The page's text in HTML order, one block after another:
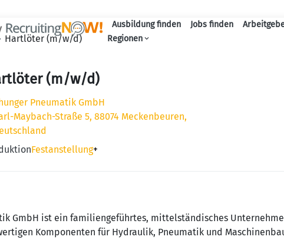
Ausbildung finden Jobs finden
Regionen
Hartlöter (m/w/d)
(m/w/d)
Pneumatik GmbH
Maybach-Straße 5, 88074 Meckenbeuren,
Festanstellung+
GmbH ist ein familiengeführtes, mittelständisches
Komponenten für Hydraulik, Pneumatik und